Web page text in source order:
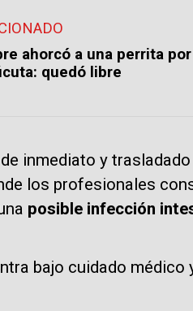
ahorcó a una perrita
quedó libre
inmediato y
los profesionales
posible infección
bajo cuidado